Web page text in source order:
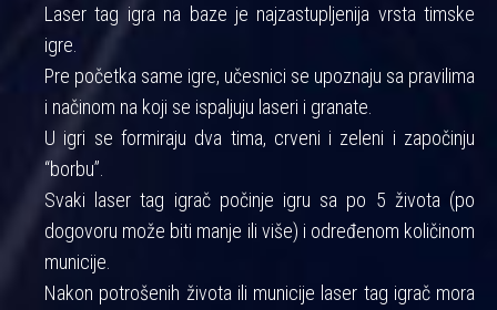
Laser tag igra na baze je najzastupljenija vrsta timske
igre.
Pre početka same igre, učesnici se upoznaju sa pravilima
i načinom na koji se ispaljuju laseri i granate.
U igri se formiraju dva tima, crveni i zeleni i započinju
“borbu”.
Svaki laser tag igrač počinje igru sa po 5 života (po
dogovoru može biti manje ili više) i određenom količinom
municije.
Nakon potrošenih života ili municije laser tag igrač mora